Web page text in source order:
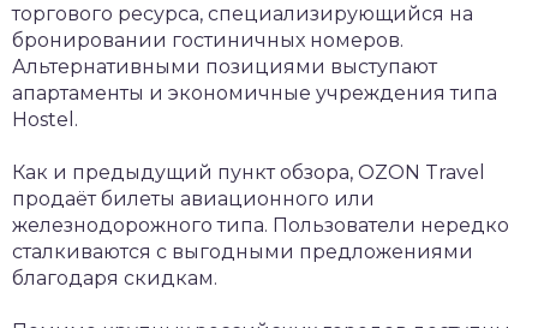
торгового ресурса, специализирующийся на
бронировании гостиничных номеров.
Альтернативными позициями выступают
апартаменты и экономичные учреждения типа
Hostel.
Как и предыдущий пункт обзора, OZON Travel
продаёт билеты авиационного или
железнодорожного типа. Пользователи нередко
сталкиваются с выгодными предложениями
благодаря скидкам.